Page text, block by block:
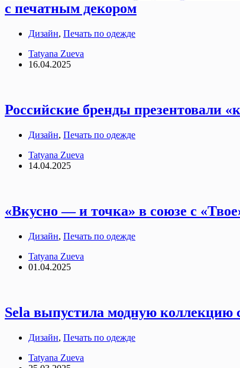
с печатным декором
Дизайн, Печать по одежде
Tatyana Zueva
16.04.2025
Российские бренды презентовали
Дизайн, Печать по одежде
Tatyana Zueva
14.04.2025
«Вкусно — и точка» в союзе с
Дизайн, Печать по одежде
Tatyana Zueva
01.04.2025
Sela выпустила модную коллекцию
Дизайн, Печать по одежде
Tatyana Zueva